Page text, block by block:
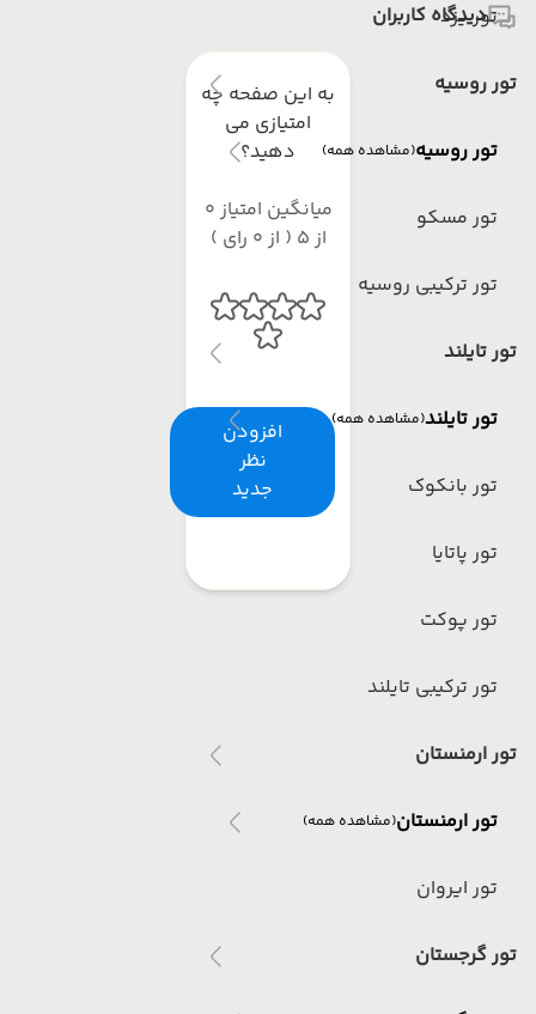
تور یزد
تور روسیه
تور روسیه(مشاهده همه)
تور مسکو
تور ترکیبی روسیه
تور تایلند
تور تایلند(مشاهده همه)
تور بانکوک
تور پاتایا
تور پوکت
تور ترکیبی تایلند
تور ارمنستان
تور ارمنستان(مشاهده همه)
تور ایروان
تور گرجستان
دیدگاه کاربران
به این صفحه چه
امتیازی می
دهید؟
میانگین امتیاز 0
از 5 ( از 0 رای )
افزودن
نظر
جدید